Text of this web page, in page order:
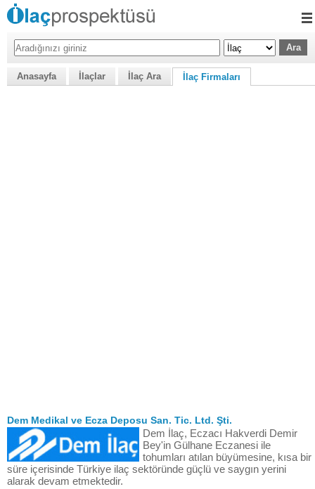
Anasayfa İlaçlar İlaç Ara İlaç Firmaları
Dem Medikal ve Ecza Deposu San. Tic. Ltd. Şti.
Dem İlaç, Eczacı Hakverdi Demir
Bey'in Gülhane Eczanesi ile
tohumları atılan büyümesine, kısa bir
süre içerisinde Türkiye ilaç sektöründe güçlü ve saygın yerini
alarak devam etmektedir.